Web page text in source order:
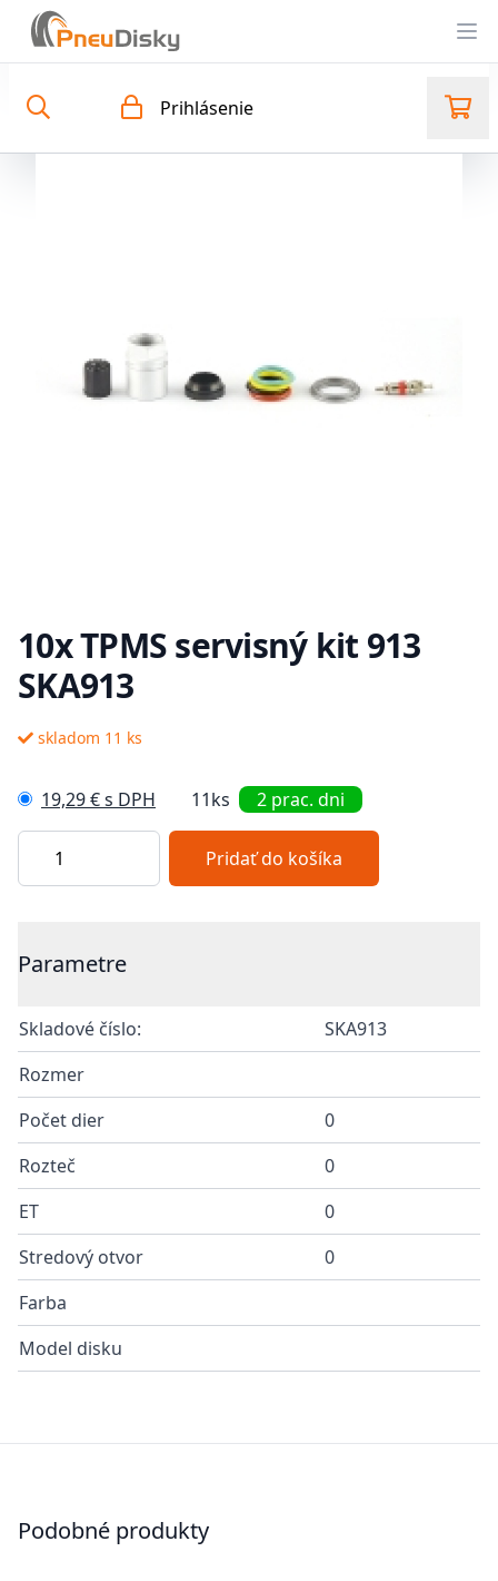
Prihlásenie
10x TPMS servisný kit 913
SKA913
Popis
skladom 11 ks
19,29 € s DPH 11ks 2 prac. dni
Pridať do košíka
Parametre
Skladové číslo:
SKA913
Rozmer
Počet dier
0
Rozteč
0
ET
0
Stredový otvor
0
Farba
Model disku
Podobné produkty